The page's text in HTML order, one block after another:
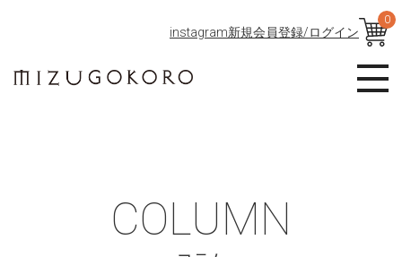
instagram新規会員登録/ログイン
0
COLUMN